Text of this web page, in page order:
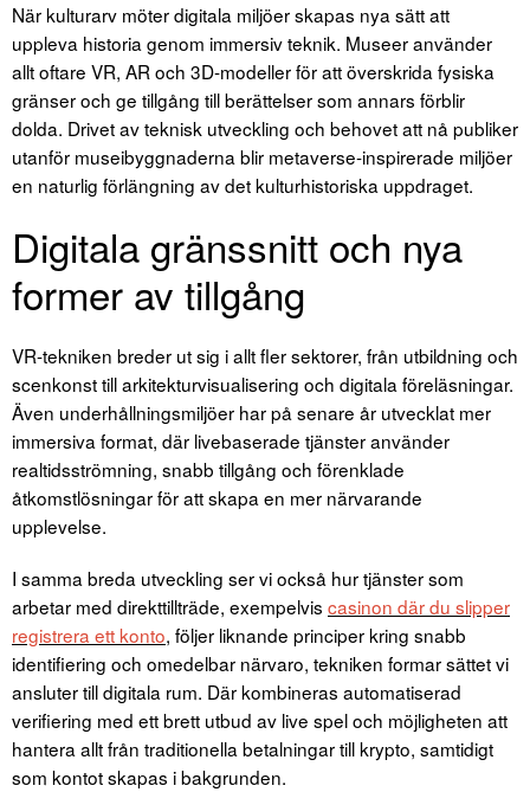
När kulturarv möter digitala miljöer skapas nya sätt att
uppleva historia genom immersiv teknik. Museer använder
allt oftare VR, AR och 3D-modeller för att överskrida fysiska
gränser och ge tillgång till berättelser som annars förblir
dolda. Drivet av teknisk utveckling och behovet att nå publiker
utanför museibyggnaderna blir metaverse-inspirerade miljöer
en naturlig förlängning av det kulturhistoriska uppdraget.
Digitala gränssnitt och nya
former av tillgång
VR-tekniken breder ut sig i allt fler sektorer, från utbildning och
scenkonst till arkitekturvisualisering och digitala föreläsningar.
Även underhållningsmiljöer har på senare år utvecklat mer
immersiva format, där livebaserade tjänster använder
realtidsströmning, snabb tillgång och förenklade
åtkomstlösningar för att skapa en mer närvarande
upplevelse.
I samma breda utveckling ser vi också hur tjänster som
arbetar med direkttillträde, exempelvis casinon där du slipper
registrera ett konto, följer liknande principer kring snabb
identifiering och omedelbar närvaro, tekniken formar sättet vi
ansluter till digitala rum. Där kombineras automatiserad
verifiering med ett brett utbud av live spel och möjligheten att
hantera allt från traditionella betalningar till krypto, samtidigt
som kontot skapas i bakgrunden.